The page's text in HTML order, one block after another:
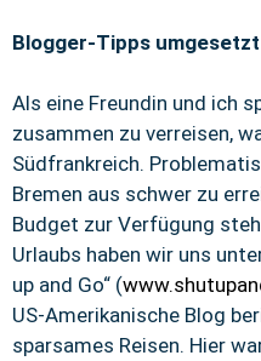
Blogger-Tipps umgesetzt
Als eine Freundin und ich
zusammen zu verreisen,
Südfrankreich.
Bremen aus schwer zu
Budget zur Verfügung
Urlaubs haben wir uns
up and Go“ (
US-Amerikanische Blog
sparsames Reisen. Hier